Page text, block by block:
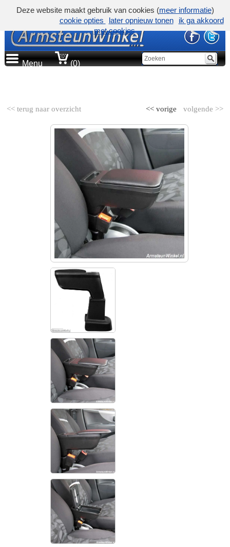
Menu (0)
<< terug naar overzicht volgende >>
<< vorige
Deze website maakt gebruik van cookies (meer informatie)
cookie opties
later opnieuw tonen
ik ga akkoord
met cookies